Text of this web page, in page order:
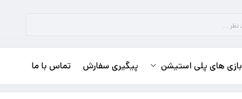
بازی های پلی استیشن پیگیری سفارش تماس با ما